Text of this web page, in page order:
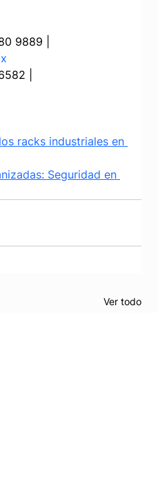
9889 |
|
racks industriales en
Seguridad en
Ver todo